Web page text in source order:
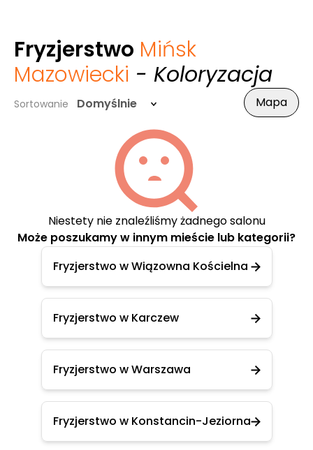
Fryzjerstwo Mińsk
Mazowiecki - Koloryzacja
Sortowanie Domyślnie Mapa
Niestety nie znaleźliśmy żadnego salonu
Może poszukamy w innym mieście lub kategorii?
Fryzjerstwo w Wiązowna Kościelna
Fryzjerstwo w Karczew
Fryzjerstwo w Warszawa
Fryzjerstwo w Konstancin-Jeziorna